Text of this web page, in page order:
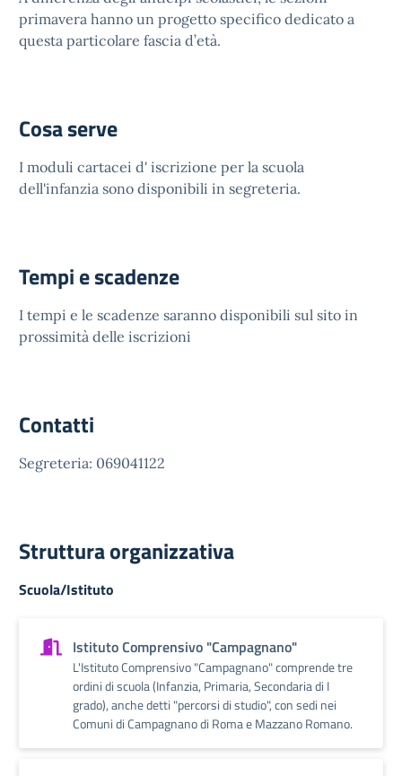
primavera hanno un progetto specifico dedicato a
questa particolare fascia d’età.
Cosa serve
I moduli cartacei d' iscrizione per la scuola
dell'infanzia sono disponibili in segreteria.
Tempi e scadenze
I tempi e le scadenze saranno disponibili sul sito in
prossimità delle iscrizioni
Contatti
Segreteria: 069041122
Struttura organizzativa
Scuola/Istituto
Istituto Comprensivo "Campagnano"
L'Istituto Comprensivo "Campagnano" comprende tre
ordini di scuola (Infanzia, Primaria, Secondaria di I
grado), anche detti "percorsi di studio", con sedi nei
Comuni di Campagnano di Roma e Mazzano Romano.